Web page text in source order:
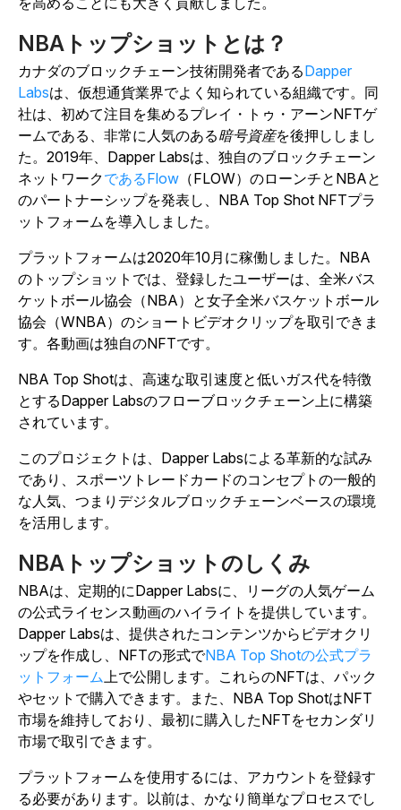
NBAトップショットとは？
カナダのブロックチェーン技術開発者であるDapper
Labsは、仮想通貨業界でよく知られている組織です。同
社は、初めて注目を集めるプレイ・トゥ・アーンNFTゲ
ームである、非常に人気のある暗号資産を後押ししまし
た。2019年、Dapper Labsは、独自のブロックチェーン
ネットワークであるFlow （FLOW）のローンチとNBAと
のパートナーシップを発表し、NBA Top Shot NFTプラ
ットフォームを導入しました。
プラットフォームは2020年10月に稼働しました。NBA
のトップショットでは、登録したユーザーは、全米バス
ケットボール協会（NBA）と女子全米バスケットボール
協会（WNBA）のショートビデオクリップを取引できま
す。各動画は独自のNFTです。
NBA Top Shotは、高速な取引速度と低いガス代を特徴
とするDapper Labsのフローブロックチェーン上に構築
されています。
このプロジェクトは、Dapper Labsによる革新的な試み
であり、スポーツトレードカードのコンセプトの一般的
な人気、つまりデジタルブロックチェーンベースの環境
を活用します。
NBAトップショットのしくみ
NBAは、定期的にDapper Labsに、リーグの人気ゲーム
の公式ライセンス動画のハイライトを提供しています。
Dapper Labsは、提供されたコンテンツからビデオクリ
ップを作成し、NFTの形式でNBA Top Shotの公式プラ
ットフォーム上で公開します。これらのNFTは、パック
やセットで購入できます。また、NBA Top ShotはNFT
市場を維持しており、最初に購入したNFTをセカンダリ
市場で取引できます。
プラットフォームを使用するには、アカウントを登録す
る必要があります。以前は、かなり簡単なプロセスでし